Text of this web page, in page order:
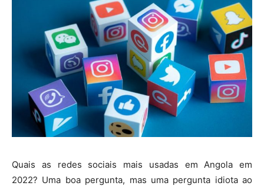
Quais as redes sociais mais usadas em Angola em
2022? Uma boa pergunta, mas uma pergunta idiota ao